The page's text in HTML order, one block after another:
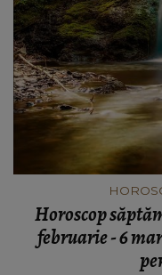
Horoscop
februarie - 6